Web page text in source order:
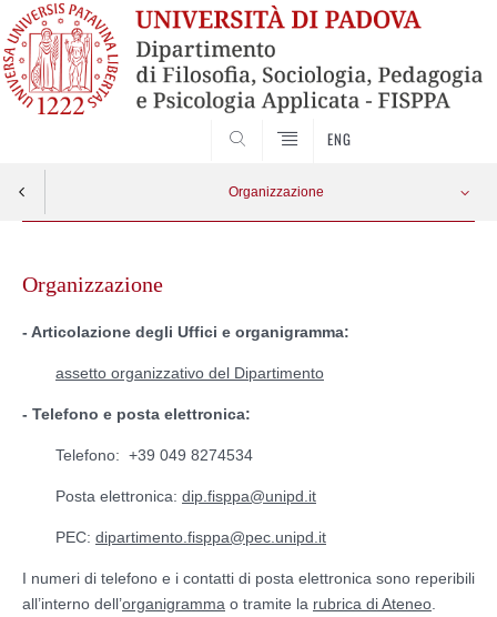
ENG
Organizzazione
contentOrganizzazione
- Articolazione degli Uffici e organigramma:
assetto organizzativo del Dipartimento
- Telefono e posta elettronica:
Telefono: +39 049 8274534
Posta elettronica: dip.fisppa@unipd.it
PEC: dipartimento.fisppa@pec.unipd.it
I numeri di telefono e i contatti di posta elettronica sono reperibili
all’interno dell’organigramma o tramite la rubrica di Ateneo